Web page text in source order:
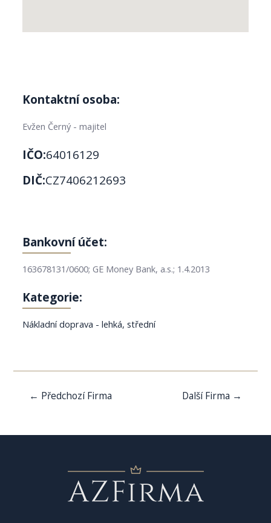
Kontaktní osoba:
Evžen Černý - majitel
IČO:64016129
DIČ:CZ7406212693
Bankovní účet:
163678131/0600; GE Money Bank, a.s.; 1.4.2013
Kategorie:
Nákladní doprava - lehká, střední
Navigace
← Předchozí Firma Další Firma →